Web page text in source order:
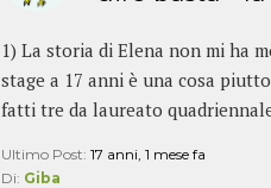
1) La storia di Elena non mi ha
stage a 17 anni è una cosa
fatti tre da laureato
Ultimo Post: 17 anni, 1 mese fa
Di: Giba